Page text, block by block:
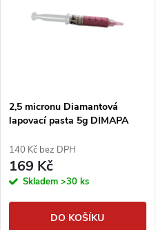
2,5 micronu Diamantová
lapovací pasta 5g DIMAPA
140 Kč bez DPH
169 Kč
Skladem >30 ks
DO KOŠÍKU